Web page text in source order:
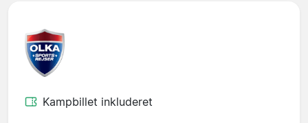
Kampbillet inkluderet